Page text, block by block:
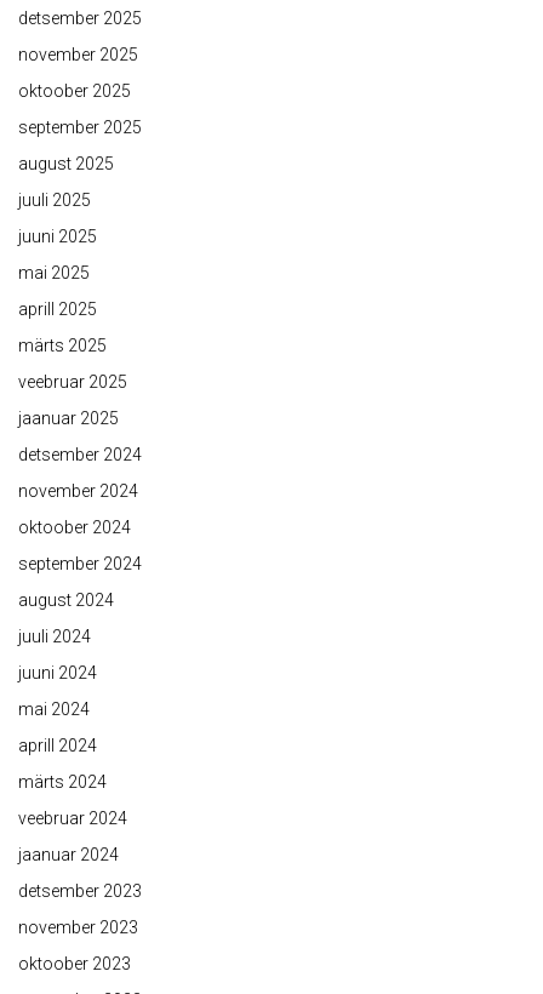
detsember 2025
november 2025
oktoober 2025
september 2025
august 2025
juuli 2025
juuni 2025
mai 2025
aprill 2025
märts 2025
veebruar 2025
jaanuar 2025
detsember 2024
november 2024
oktoober 2024
september 2024
august 2024
juuli 2024
juuni 2024
mai 2024
aprill 2024
märts 2024
veebruar 2024
jaanuar 2024
detsember 2023
november 2023
oktoober 2023